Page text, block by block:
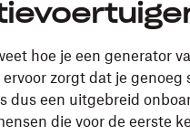
hoe je een generator
ervoor zorgt dat je
dus een uitgebreid
die voor de eerste